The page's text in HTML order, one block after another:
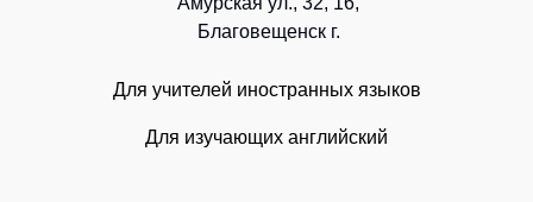
Для изучающих английский
Для учителей иностранных языков
Благовещенск г.